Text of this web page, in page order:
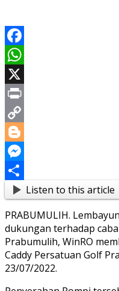
Facebook
WhatsApp
X
Print
Copy
Link
Blogger
Messenger
ShareListen to this article
PRABUMULIH.
dukungan terhadap
Prabumulih, WinRO
Caddy Persatuan Golf
23/07/2022.